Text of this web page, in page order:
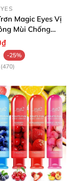
Magic Eyes Vị
Mùi Chống
Thích Oral Sex
-25%
(470)